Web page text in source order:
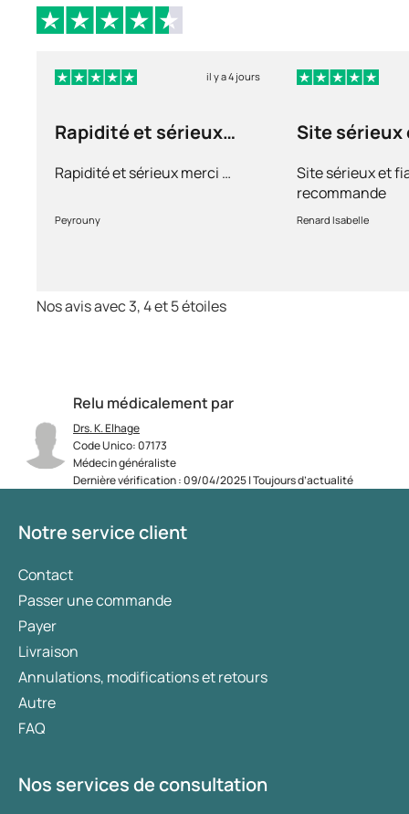
Relu médicalement par
Drs. K. Elhage
Code Unico: 07173
Médecin généraliste
Dernière vérification : 09/04/2025 | Toujours d’actualité
il y a 4 jours
Rapidité et sérieux
Rapidité et sérieux merci …
Peyrouny
Site sérieux
Site sérieux et
recommande
Renard Isabelle
Nos avis avec 3, 4 et 5 étoiles
Notre service client
Contact
Passer une commande
Payer
Livraison
Annulations, modifications et retours
Autre
FAQ
Nos services de consultation